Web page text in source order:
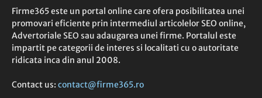
Firme365 este un portal online care ofera posibilitatea unei
promovari eficiente prin intermediul articolelor SEO online,
Advertoriale SEO sau adaugarea unei firme. Portalul este
impartit pe categorii de interes si localitati cu o autoritate
ridicata inca din anul 2008.
Contact us: contact@firme365.ro